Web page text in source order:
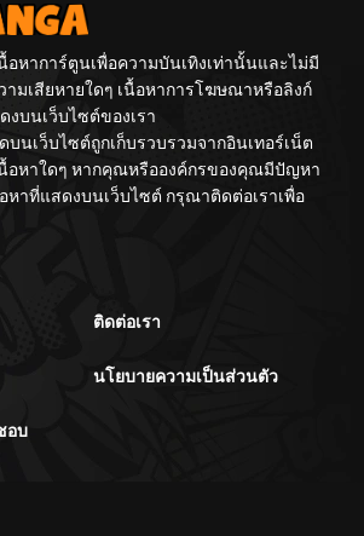
อหาการ์ตูนเพื่อความบันเทิงเท่านั้นและไม่มี
มเสียหายใดๆ เนื้อหาการโฆษณาหรือลิงก์
บนเว็บไซต์ของเรา
นเว็บไซต์ถูกเก็บรวบรวมจากอินเทอร์เน็ต
อหาใดๆ หากคุณหรือองค์กรของคุณมีปัญหา
หาที่แสดงบนเว็บไซต์ กรุณาติดต่อเราเพื่อ
ติดต่อเรา
นโยบายความเป็นส่วนตัว
อบ